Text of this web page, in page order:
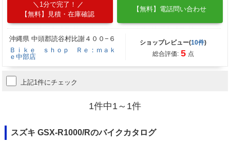
1分で完了！
【無料】見積・在庫確認
【無料】電話問い合わせ
沖縄県 中頭郡読谷村比謝４００−６
Ｂｉｋｅ ｓｈｏｐ Ｒｅ：ｍａｋ
ｅ中部店
ショップレビュー(10件)
総合評価: 5 点
上記1件にチェック
1件中1～1件
スズキ GSX-R1000/Rのバイクカタログ